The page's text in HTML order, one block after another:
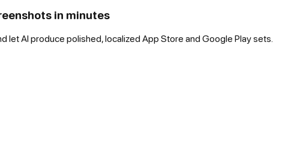
in minutes
let AI produce polished, localized App Store and Google Play sets.